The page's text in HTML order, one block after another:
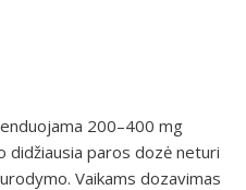
200–400 mg
didžiausia paros dozė neturi
Vaikams dozavimas